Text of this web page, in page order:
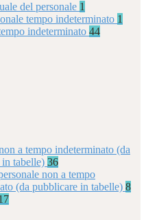
del personale 1
tempo indeterminato 1
indeterminato 44
a tempo indeterminato (da
tabelle) 36
non a tempo
(da pubblicare in tabelle) 8